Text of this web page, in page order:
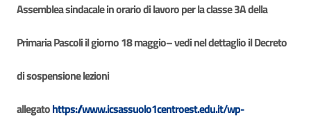
Assemblea sindacale in orario di lavoro per la classe 3A della
Primaria Pascoli il giorno 18 maggio– vedi nel dettaglio il Decreto
di sospensione lezioni
allegatohttps://www.icsassuolo1centroest.edu.it/wp-